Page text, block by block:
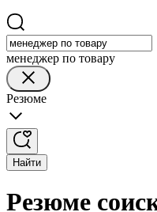
менеджер по товару
Резюме
Найти
Резюме